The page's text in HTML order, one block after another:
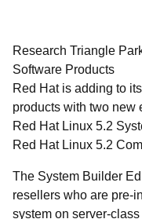
Research Triangle
Software Products
Red Hat is adding to
products with two new
Red Hat Linux 5.2
Red Hat Linux 5.2
The System Builder
resellers who are pre-
system on server-